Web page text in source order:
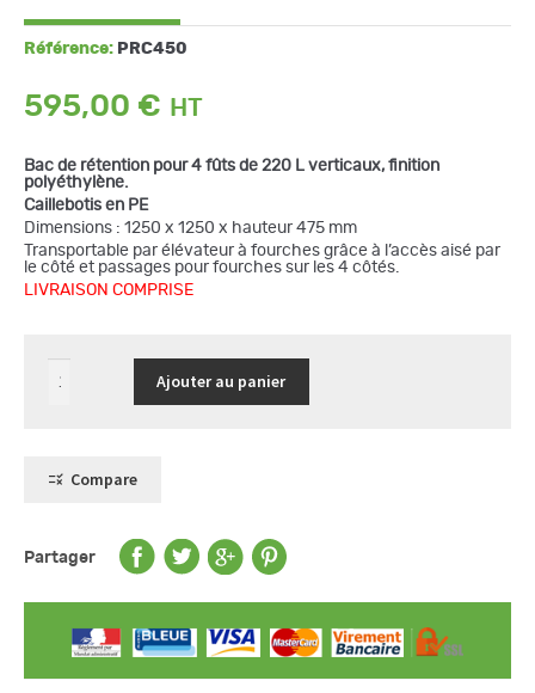
Référence: PRC450
595,00 €
Bac de rétention pour 4 fûts de 220 L verticaux, finition
polyéthylène.
Caillebotis en PE
Dimensions : 1250 x 1250 x hauteur 475 mm
Transportable par élévateur à fourches grâce à l’accès aisé par
le côté et passages pour fourches sur les 4 côtés.
LIVRAISON COMPRISE
quantité
de
pour
220
L
Ajouter au panier
Compare
Partager